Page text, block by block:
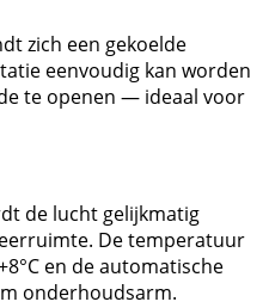
zich een gekoelde
eenvoudig kan worden
te openen — ideaal voor
de lucht gelijkmatig
De temperatuur
en de automatische
onderhoudsarm.